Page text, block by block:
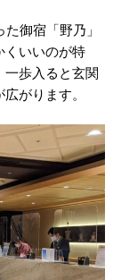
御宿「野乃」
くいいのが特
一歩入ると玄関
がります。